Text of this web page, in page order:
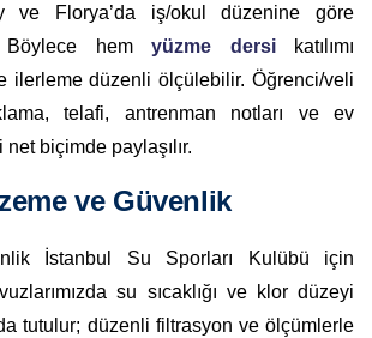
ve Florya’da iş/okul düzenine göre
Böylece hem yüzme dersikatılımı
ilerleme düzenli ölçülebilir. Öğrenci/veli
telafi, antrenman notları ve ev
biçimde paylaşılır.
ve Güvenlik
İstanbul Su Sporları Kulübü için
su sıcaklığı ve klor düzeyi
tutulur; düzenli filtrasyon ve ölçümlerle